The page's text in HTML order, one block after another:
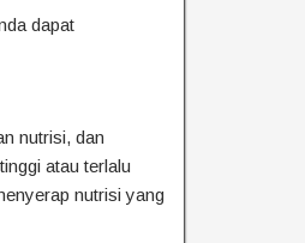
dapat
nutrisi, dan
atau terlalu
nutrisi yang